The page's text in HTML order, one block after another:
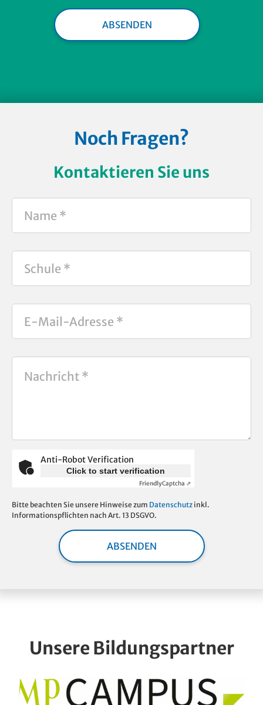
Noch Fragen?
Kontaktieren Sie uns
Anti-Robot Verification
Click to start verification
FriendlyCaptcha ⇗
Bitte beachten Sie unsere Hinweise zum Datenschutzinkl.
Informationspflichten nach Art. 13 DSGVO.
ABSENDEN
Unsere Bildungspartner